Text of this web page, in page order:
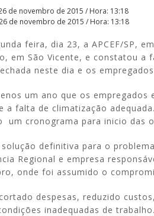
de novembro de 2015 / Hora: 13:18
de novembro de 2015 / Hora: 13:18
feira, dia 23, a APCEF/SP,
em São Vicente, e constatou a
neste dia e os
um ano que os
a falta de climatização
um cronograma para inicio das
definitiva para o
Regional e empresa
onde foi assumido o
despesas, reduzido
inadequadas de